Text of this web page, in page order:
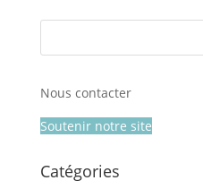
Nous contacter
Soutenir notre site
Catégories